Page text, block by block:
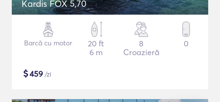
Kardis FOX 5,70
Barcă cu motor
20 ft
6 m
8
Croazieră
0
$459 /zi